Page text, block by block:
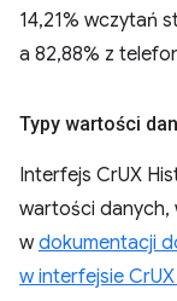
14,21% wczytań
a 82,88% z
Typy wartości
Interfejs CrUX
wartości danych,
wdokumentacji
w interfejsie CrUX